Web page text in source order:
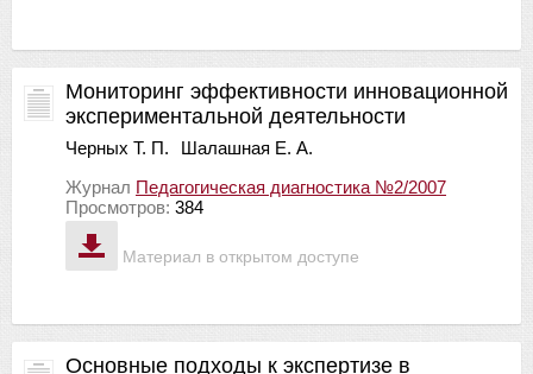
Материал в открытом доступе
Мониторинг эффективности инновационной
экспериментальной деятельности
Черных Т. П.
Шалашная Е. А.
Журнал Педагогическая диагностика №2/2007
Просмотров: 384
Основные подходы к экспертизе в